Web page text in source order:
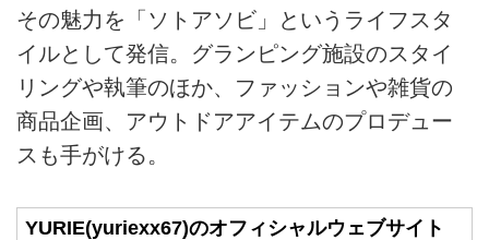
その魅力を「ソトアソビ」というライフスタ
イルとして発信。グランピング施設のスタイ
リングや執筆のほか、ファッションや雑貨の
商品企画、アウトドアアイテムのプロデュー
スも手がける。
YURIE(yuriexx67)のオフィシャルウェブサイト